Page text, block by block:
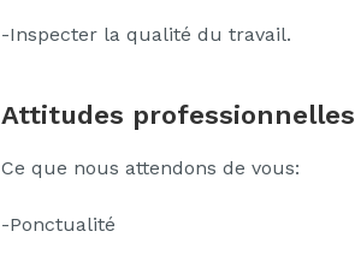
-Inspecter la qualité du travail.
Attitudes professionnelles
Ce que nous attendons de vous:
-Ponctualité